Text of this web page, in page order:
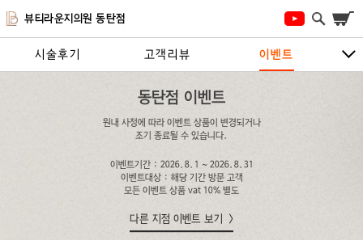
뷰티라운지의원 동탄점
시술후기 고객리뷰 이벤트
지점안내
동탄점 이벤트
이벤트기간 : 2026.8.1 ~ 2026.8.31
이벤트대상 : 해당 기간 방문 고객
원내 사정에 따라 이벤트 상품이 변경되거나
조기 종료될 수 있습니다.
모든 이벤트 상품 vat 10% 별도
다른 지점 이벤트 보기